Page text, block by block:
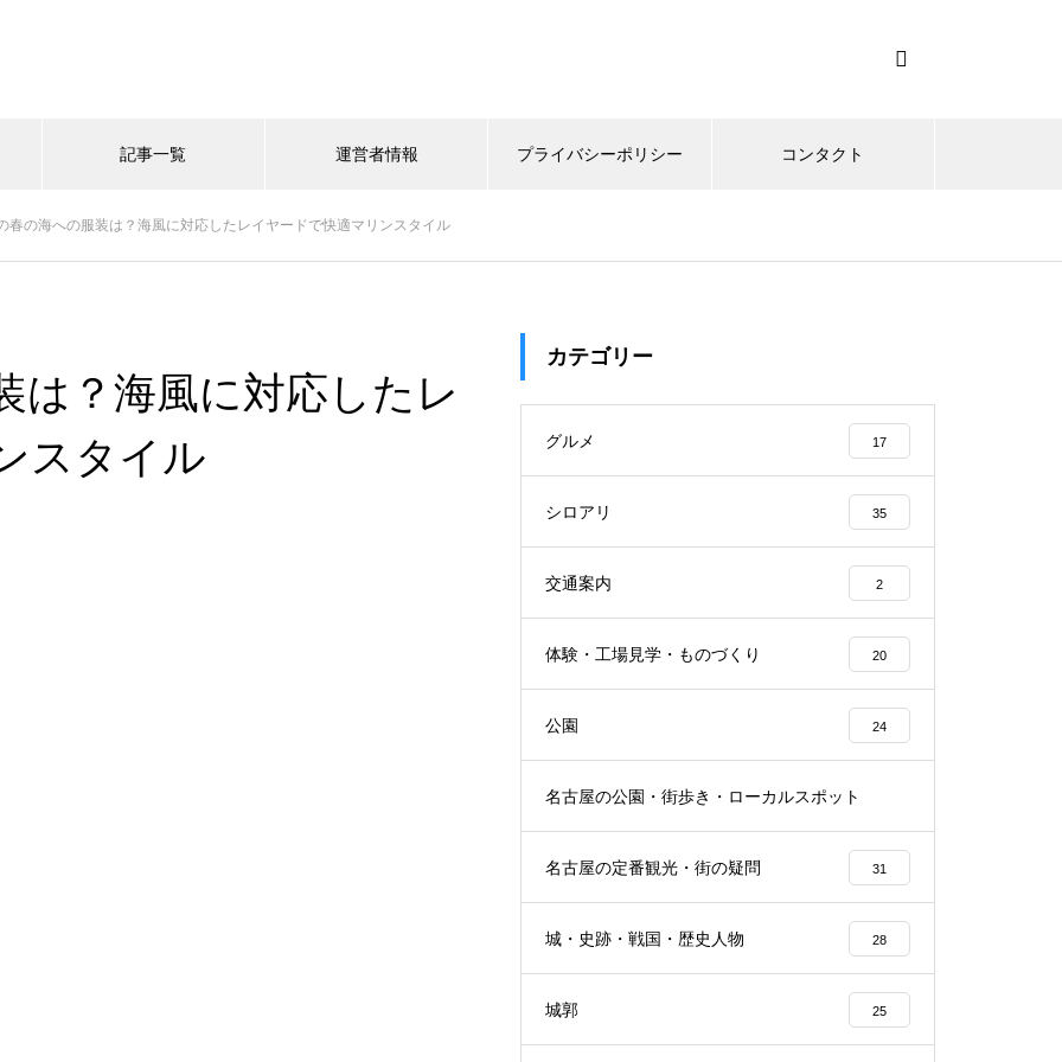
記事一覧 運営者情報 プライバシーポリシー コンタクト
春の海への服装は？海風に対応したレイヤードで快適マリンスタイル
は？海風に対応したレ
スタイル
カテゴリー
グルメ 17
シロアリ 35
交通案内 2
体験・工場見学・ものづくり 20
公園 24
名古屋の公園・街歩き・ローカルスポット
名古屋の定番観光・街の疑問 31
城・史跡・戦国・歴史人物 28
城郭 25